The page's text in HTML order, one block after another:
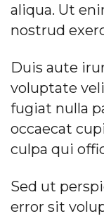
aliqua. Ut
nostrud
Duis aute
voluptate
fugiat nulla
occaecat
culpa qui
Sed ut
error sit